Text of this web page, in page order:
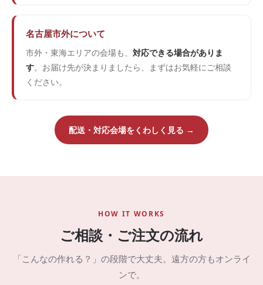
名古屋市外について
市外・東海エリアの会場も、 対応できる場合がありま
す。お届け先が決まりましたら、まずはお気軽にご相談
ください。
配送・対応会場をくわしく見る →
HOW IT WORKS
ご相談・ご注文の流れ
「こんなの作れる？」の段階で大丈夫。遠方の方もオンライ
ンで。